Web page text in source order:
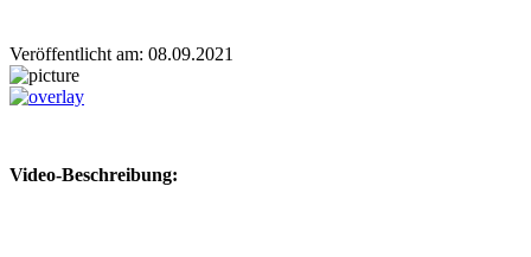
Veröffentlicht am: 08.09.2021
Video-Beschreibung: